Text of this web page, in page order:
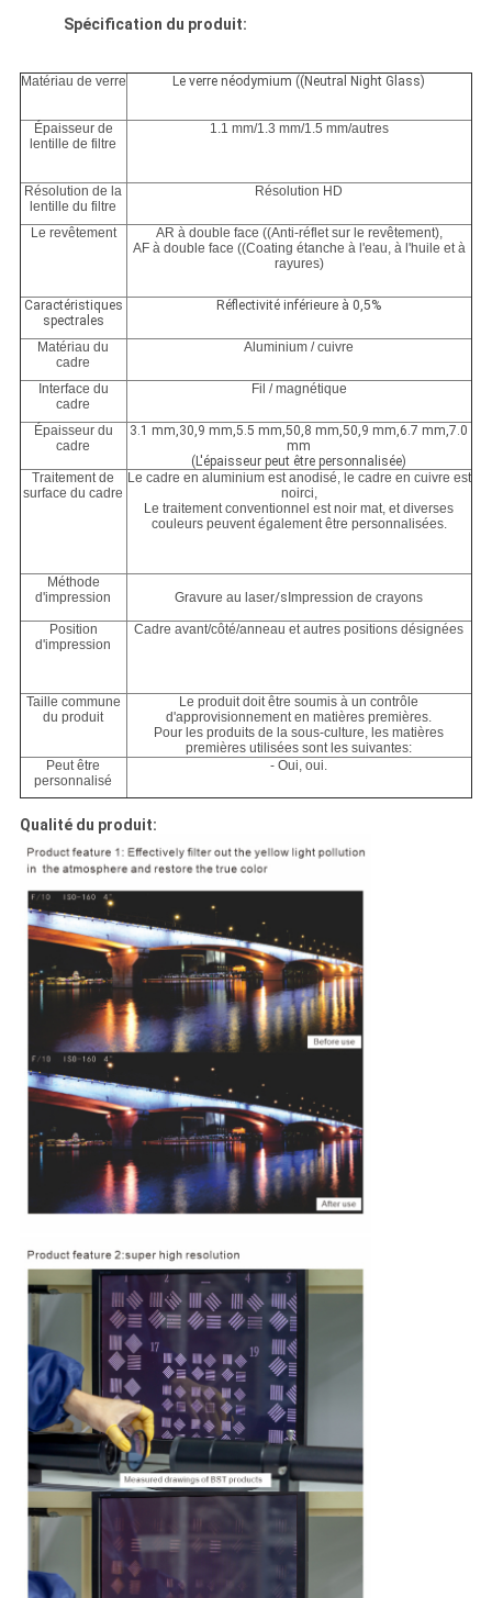
Spécification du produit:
Matériau de verre Le verre néodymium ((Neutral Night Glass)
Épaisseur de
lentille de filtre
1.1 mm/1.3 mm/1.5 mm/autres
Résolution de la
lentille du filtre
Résolution HD
Le revêtement
AR à double face ((Anti-réflet sur le revêtement),
AF à double face ((Coating étanche à l'eau, à l'huile et à
rayures)
Caractéristiques
spectrales
Réflectivité inférieure à 0,5%
Matériau du
cadre
Aluminium / cuivre
Interface du
cadre
Fil / magnétique
Épaisseur du
cadre
3.1 mm,30,9 mm,5.5 mm,50,8 mm,50,9 mm,6.7 mm,7.0
mm
(L'épaisseur peut être personnalisée)
Traitement de
surface du cadre
Le cadre en aluminium est anodisé, le cadre en cuivre est
noirci,
Le traitement conventionnel est noir mat, et diverses
couleurs peuvent également être personnalisées.
Méthode
d'impression
Gravure au laser/s Impression de crayons
Position
d'impression
Cadre avant/côté/anneau et autres positions désignées
Taille commune
du produit
Le produit doit être soumis à un contrôle
d'approvisionnement en matières premières.
Pour les produits de la sous-culture, les matières
premières utilisées sont les suivantes:
Peut être
personnalisé
- Oui, oui.
Qualité du produit: